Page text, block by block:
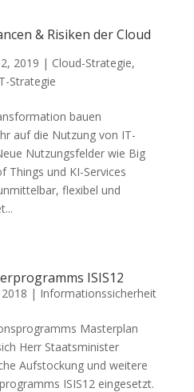
& Risiken der Cloud
2019 | Cloud-Strategie,
Strategie
bauen
auf die Nutzung von IT-
Nutzungsfelder wie Big
Things und KI-Services
flexibel und
ISIS12
| Informationssicherheit
Masterplan
Herr Staatsminister
Aufstockung und weitere
ISIS12 eingesetzt.